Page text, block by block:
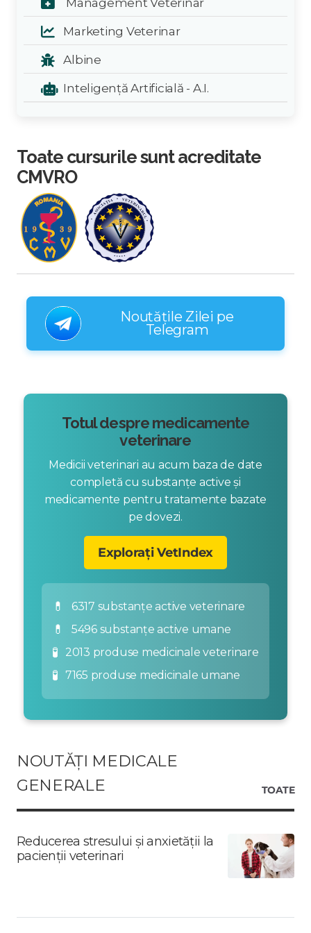
Marketing Veterinar
Albine
Inteligență Artificială - A.I.
Toate cursurile sunt acreditate
CMVRO
Noutățile Zilei pe
Telegram
Totul despre medicamente
veterinare
Medicii veterinari au acum baza de date
completă cu substanțe active și
medicamente pentru tratamente bazate
pe dovezi.
Explorați VetIndex
💊 6317 substanțe active veterinare
💊 5496 substanțe active umane
🧪 2013 produse medicinale veterinare
🧪 7165 produse medicinale umane
NOUTĂȚI MEDICALE
GENERALE
TOATE
Reducerea stresului și anxietății la
pacienții veterinari